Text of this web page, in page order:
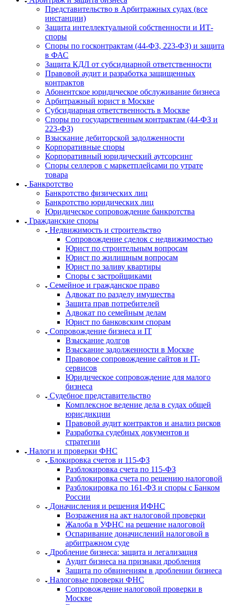
Представительство в Арбитражных судах (все
инстанции)
Защита интеллектуальной собственности и ИТ-
споры
Споры по госконтрактам (44-ФЗ, 223-ФЗ) и защита
в ФАС
Защита КДЛ от субсидиарной ответственности
Правовой аудит и разработка защищенных
контрактов
Абонентское юридическое обслуживание бизнеса
Арбитражный юрист в Москве
Субсидиарная ответственность в Москве
Споры по государственным контрактам (44-ФЗ и
223-ФЗ)
Взыскание дебиторской задолженности
Корпоративные споры
Корпоративный юридический аутсорсинг
Споры селлеров с маркетплейсами по утрате
товара
Банкротство
Банкротство физических лиц
Банкротство юридических лиц
Юридическое сопровождение банкротства
Гражданские споры
Недвижимость и строительство
Сопровождение сделок с недвижимостью
Юрист по строительным вопросам
Юрист по жилищным вопросам
Юрист по заливу квартиры
Споры с застройщиками
Семейное и гражданское право
Адвокат по разделу имущества
Защита прав потребителей
Адвокат по семейным делам
Юрист по банковским спорам
Сопровождение бизнеса и IT
Взыскание долгов
Взыскание задолженности в Москве
Правовое сопровождение сайтов и IT-
сервисов
Юридическое сопровождение для малого
бизнеса
Судебное представительство
Комплексное ведение дела в судах общей
юрисдикции
Правовой аудит контрактов и анализ рисков
Разработка судебных документов и
стратегии
Налоги и проверки ФНС
Блокировка счетов и 115-ФЗ
Разблокировка счета по 115-ФЗ
Разблокировка счета по решению налоговой
Разблокировка по 161-ФЗ и споры с Банком
России
Доначисления и решения ИФНС
Возражения на акт налоговой проверки
Жалоба в УФНС на решение налоговой
Оспаривание доначислений налоговой в
арбитражном суде
Дробление бизнеса: защита и легализация
Аудит бизнеса на признаки дробления
Защита по обвинениям в дроблении бизнеса
Налоговые проверки ФНС
Сопровождение налоговой проверки в
Москве